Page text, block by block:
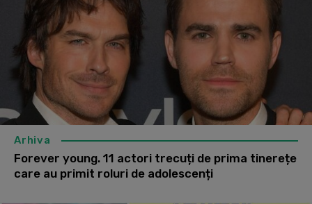
Arhiva
Forever young. 11 actori trecuți de prima tinerețe
care au primit roluri de adolescenți